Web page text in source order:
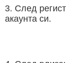
И
СИГУРНОСТ
3. След
акаунта си.